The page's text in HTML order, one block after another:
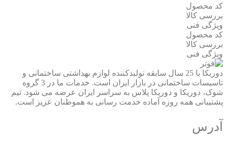
کد محصول
بررسی کالا
ویژگی فنی
کد محصول
بررسی کالا
ویژگی فنی
دوریکا با 25 سال سابقه تولیدکننده لوازم بهداشتی ساختمانی و
تاسیسات ساختمانی در بازار ایران است. خدمات ما در 3 گروه
شوک، دوریکا و دوریکا پلاس به سراسر ایران عرضه می شود. تیم
پشتیبانی همه روزه آماده خدمت رسانی به هموطنان عزیز است.
آدرس